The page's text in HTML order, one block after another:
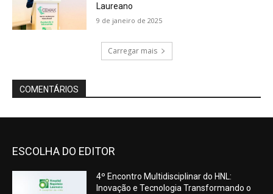
ESCOLHA DO EDITOR
4º Encontro Multidisciplinar do HNL:
Inovação e Tecnologia Transformando o